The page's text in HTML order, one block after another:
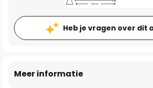
Heb je vragen over dit
Meer informatie